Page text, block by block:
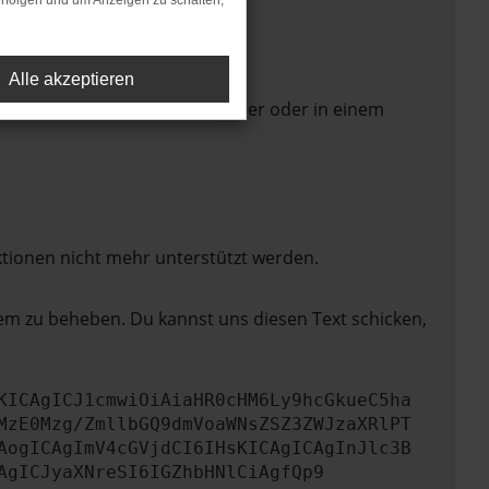
in einem anderen Browser oder in einem
nicht mehr unterstützt werden.
zu beheben. Du kannst uns diesen Text schicken,
ZmllbGQ9dmVoaWNsZSZ3ZWJzaXRlPT
Alle akzeptieren